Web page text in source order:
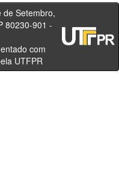
80230-901 -
- Brasil
com
UTFPR